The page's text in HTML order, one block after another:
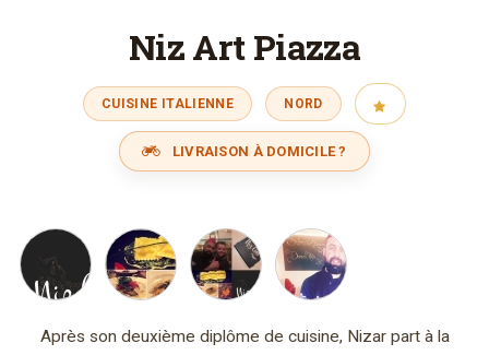
Niz Art Piazza
CUISINE ITALIENNE NORD
LIVRAISON À DOMICILE ?
Après son deuxième diplôme de cuisine, Nizar part à la